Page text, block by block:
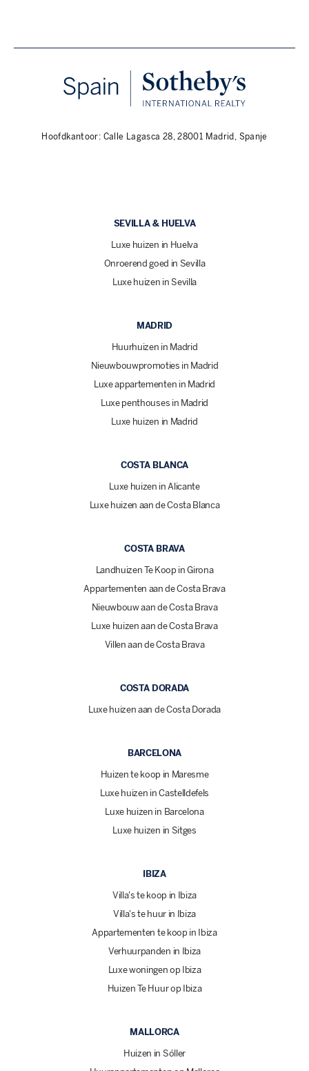
Hoofdkantoor: Calle Lagasca 28, 28001 Madrid, Spanje
SEVILLA & HUELVA
Luxe huizen in Huelva
Onroerend goed in Sevilla
Luxe huizen in Sevilla
MADRID
Huurhuizen in Madrid
Nieuwbouwpromoties in Madrid
Luxe appartementen in Madrid
Luxe penthouses in Madrid
Luxe huizen in Madrid
COSTA BLANCA
Luxe huizen in Alicante
Luxe huizen aan de Costa Blanca
COSTA BRAVA
Landhuizen Te Koop in Girona
Appartementen aan de Costa Brava
Nieuwbouw aan de Costa Brava
Luxe huizen aan de Costa Brava
Villen aan de Costa Brava
COSTA DORADA
Luxe huizen aan de Costa Dorada
BARCELONA
Huizen te koop in Maresme
Luxe huizen in Castelldefels
Luxe huizen in Barcelona
Luxe huizen in Sitges
IBIZA
Villa's te koop in Ibiza
Villa's te huur in Ibiza
Appartementen te koop in Ibiza
Verhuurpanden in Ibiza
Luxe woningen op Ibiza
Huizen Te Huur op Ibiza
MALLORCA
Huizen in Sóller